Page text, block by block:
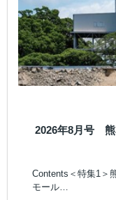
2026年8月号 熊
Contents＜特集1＞
モール…